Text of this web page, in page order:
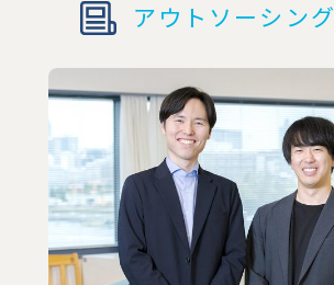
アウトソーシング